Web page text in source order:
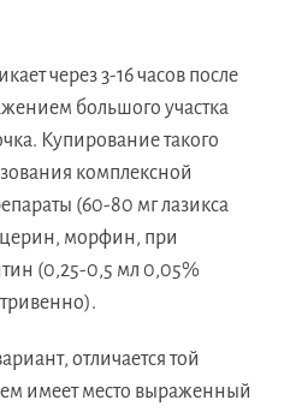
через 3-16 часов после
большого участка
Купирование такого
комплексной
(60-80 мг лазикса
морфин, при
(0,25-0,5 мл 0,05%
отличается той
имеет место выраженный